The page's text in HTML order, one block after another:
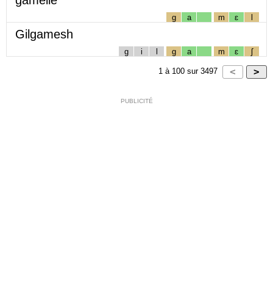
g a m ɛ l
Gilgamesh
g i l g a m ɛ ʃ
1 à 100 sur 3497
PUBLICITÉ